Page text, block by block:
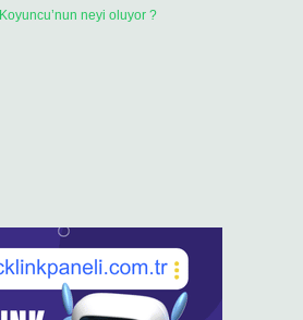
neyi oluyor ?